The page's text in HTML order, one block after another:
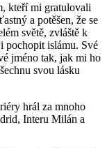
kteří mi gratulovali
a potěšen, že se
světě, zvláště k
pochopit islámu. Své
jméno tak, jak mi ho
svou lásku
hrál za mnoho
Interu Milán a